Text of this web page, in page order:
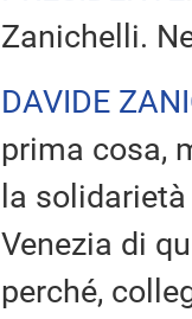
Zanichelli.
DAVIDE
prima cosa,
la
Venezia di
perché,